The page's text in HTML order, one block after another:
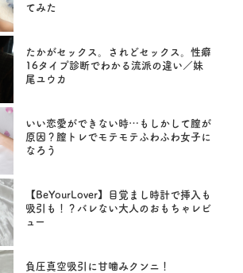
てみた
たかがセックス。されどセックス。性癖
16タイプ診断でわかる流派の違い／妹
尾ユウカ
いい恋愛ができない時…もしかして膣が
原因？膣トレでモテモテふわふわ女子に
なろう
【BeYourLover】目覚まし時計で挿入も
吸引も！？バレない大人のおもちゃレビ
ュー
負圧真空吸引に甘噛みクンニ！